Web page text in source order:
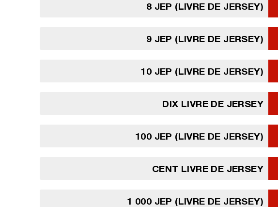
8 JEP (LIVRE DE JERSEY)
9 JEP (LIVRE DE JERSEY)
10 JEP (LIVRE DE JERSEY)
DIX LIVRE DE JERSEY
100 JEP (LIVRE DE JERSEY)
CENT LIVRE DE JERSEY
1 000 JEP (LIVRE DE JERSEY)